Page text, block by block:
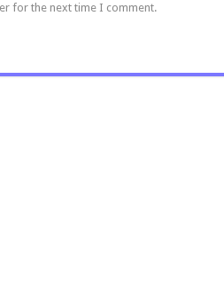
for the next time I comment.